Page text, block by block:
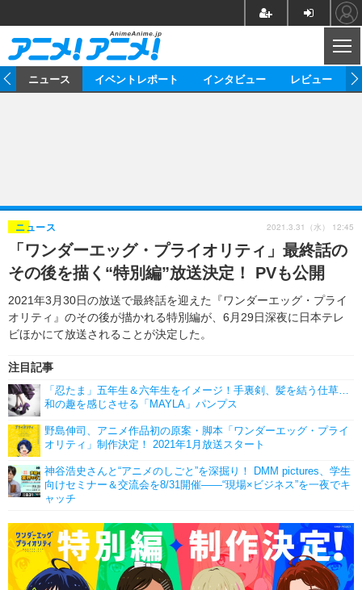
ゲーム グッズ
イベント 海外
海外イベント ビジネス
俳優・タレント アーティスト
ビジネス
アニメ 実写
書評 イベント
ゲーム 座談会
動画
アニメ！アニメ！TV ABEMA Cafe
ニュース イベントレポート インタビュー レビュー
「ワンダーエッグ・プライオリティ」最終話の
その後を描く“特別編”放送決定！ PVも公開
2021年3月30日の放送で最終話を迎えた『ワンダーエッグ・プライ
オリティ』のその後が描かれる特別編が、6月29日深夜に日本テレ
ビほかにて放送されることが決定した。
ニュース
注目記事
「忍たま」五年生＆六年生をイメージ！手裏剣、髪を結う仕草…
和の趣を感じさせる「MAYLA」パンプス
野島伸司、アニメ作品初の原案・脚本「ワンダーエッグ・プライ
オリティ」制作決定！ 2021年1月放送スタート
神谷浩史さんと“アニメのしごと”を深掘り！ DMM pictures、学生
向けセミナー＆交流会を8/31開催――“現場×ビジネス”を一夜でキ
ャッチ
2021.3.31（水） 12:45